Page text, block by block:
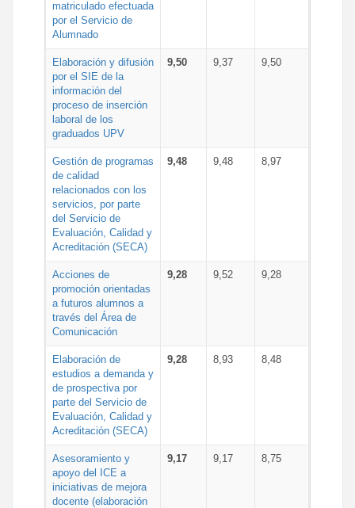
matriculado efectuada
por el Servicio de
Alumnado
Elaboración y difusión
por el SIE de la
información del
proceso de inserción
laboral de los
graduados UPV
9,50 9,37 9,50
Gestión de programas
de calidad
relacionados con los
servicios, por parte
del Servicio de
Evaluación, Calidad y
Acreditación (SECA)
9,48 9,48 8,97
Acciones de
promoción orientadas
a futuros alumnos a
través del Área de
Comunicación
9,28 9,52 9,28
Elaboración de
estudios a demanda y
de prospectiva por
parte del Servicio de
Evaluación, Calidad y
Acreditación (SECA)
9,28 8,93 8,48
Asesoramiento y
apoyo del ICE a
iniciativas de mejora
docente (elaboración
9,17 9,17 8,75